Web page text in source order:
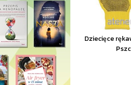
Dziecięce